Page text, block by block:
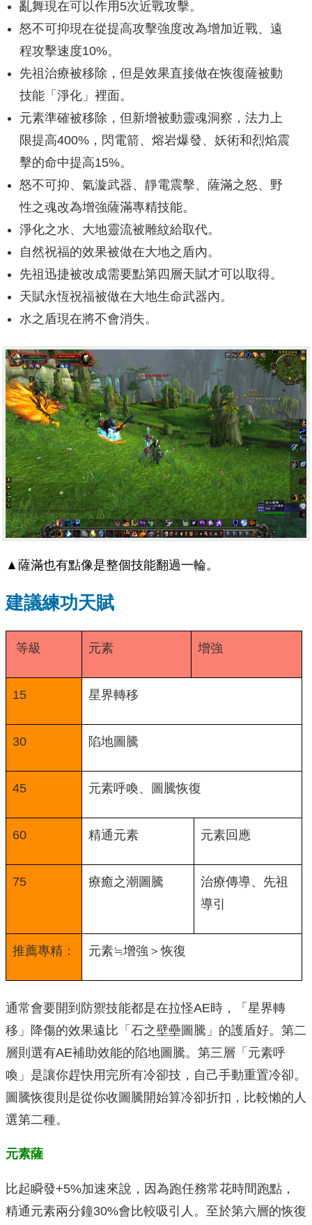
亂舞現在可以作用5次近戰攻擊。
怒不可抑現在從提高攻擊強度改為增加近戰、遠
程攻擊速度10%。
先祖治療被移除，但是效果直接做在恢復薩被動
技能「淨化」裡面。
元素準確被移除，但新增被動靈魂洞察，法力上
限提高400%，閃電箭、熔岩爆發、妖術和烈焰震
擊的命中提高15%。
怒不可抑、氣漩武器、靜電震擊、薩滿之怒、野
性之魂改為增強薩滿專精技能。
淨化之水、大地靈流被雕紋給取代。
自然祝福的效果被做在大地之盾內。
先祖迅捷被改成需要點第四層天賦才可以取得。
天賦永恆祝福被做在大地生命武器內。
水之盾現在將不會消失。
▲薩滿也有點像是整個技能翻過一輪。
建議練功天賦
等級 元素 增強
15 星界轉移
30 陷地圖騰
45 元素呼喚、圖騰恢復
60 精通元素 元素回應
75 療癒之潮圖騰
治療傳導、先祖
導引
推薦專精： 元素≒增強＞恢復
通常會要開到防禦技能都是在拉怪AE時，「星界轉
移」降傷的效果遠比「石之壁壘圖騰」的護盾好。第二
層則選有AE補助效能的陷地圖騰。第三層「元素呼
喚」是讓你趕快用完所有冷卻技，自己手動重置冷卻。
圖騰恢復則是從你收圖騰開始算冷卻折扣，比較懶的人
選第二種。
元素薩
比起瞬發+5%加速來說，因為跑任務常花時間跑點，
精通元素兩分鐘30%會比較吸引人。至於第六層的恢復